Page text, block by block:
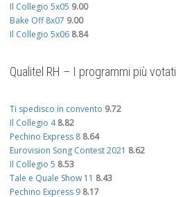
Il Collegio 5x05 9.00
Bake Off 8x07 9.00
Il Collegio 5x06 8.84
Qualitel RH – I programmi più votati
Ti spedisco in convento 9.72
Il Collegio 4 8.82
Pechino Express 8 8.64
Eurovision Song Contest 2021 8.62
Il Collegio 5 8.53
Tale e Quale Show 11 8.43
Pechino Express 9 8.17